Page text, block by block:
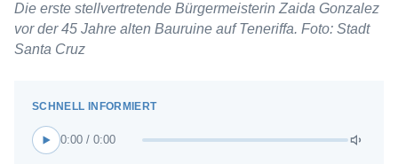
Die erste stellvertretende Bürgermeisterin Zaida Gonzalez
vor der 45 Jahre alten Bauruine auf Teneriffa. Foto: Stadt
Santa Cruz
0:00 / 0:00